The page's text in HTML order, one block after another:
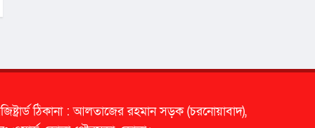
ঠিকানা : আলতাজের রহমান সড়ক (চরনোয়াবাদ),